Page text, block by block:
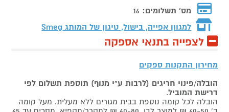
מס' תשלומים: 16
למגוון אפייה, בישול, טיגון של המותג Smeg
לצפייה בתנאי אספקה
מחירון התקנות ספקים
הובלה/פינוי חריגים (לרבות ע"י מנוף) תוספת תשלום לפי
דרישת המוביל.
הובלה לכל קומה נוספת בבית מגורים ללא מעלית. מעל קומה